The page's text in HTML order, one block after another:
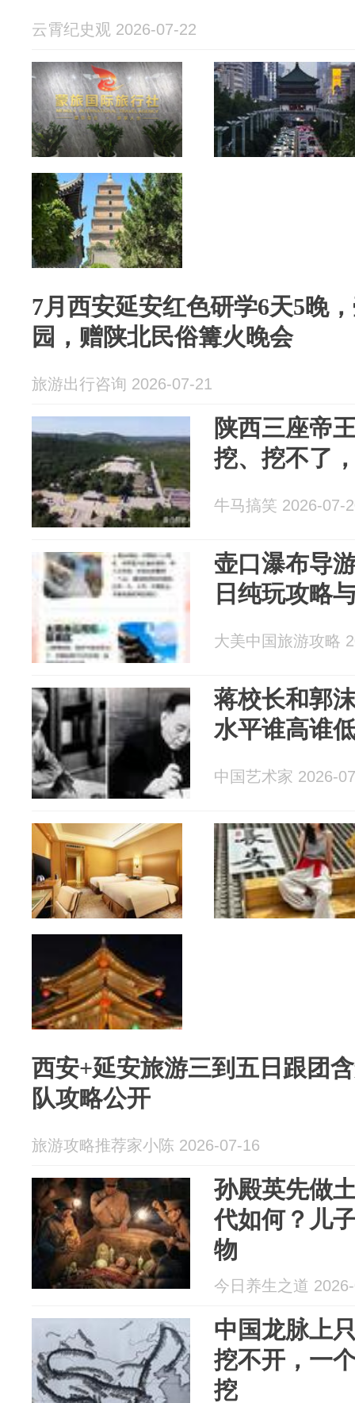
云霄纪史观 2026-07-22
7月西安延安红色研学6天5晚
园，赠陕北民俗篝火晚会
旅游出行咨询 2026-07-21
陕西三座帝
挖、挖不了
牛马搞笑 2026-07-
壶口瀑布导
日纯玩攻略
大美中国旅游攻略
蒋校长和郭
水平谁高谁
中国艺术家 2026-
西安+延安旅游三到五日跟团
队攻略公开
旅游攻略推荐家小陈 2026-07-16
孙殿英先做
代如何？儿
物
今日养生之道
中国龙脉上
挖不开，一
挖